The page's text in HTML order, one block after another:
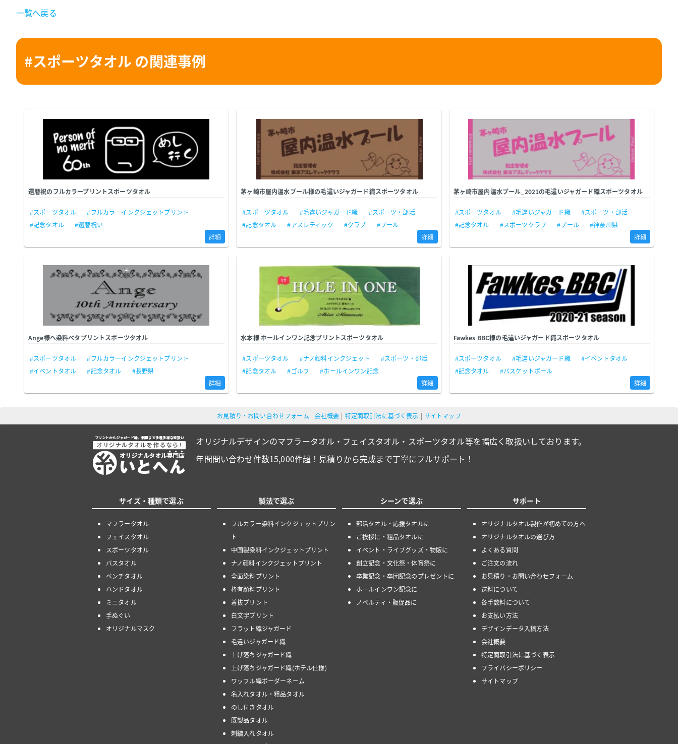
一覧へ戻る
#スポーツタオル の関連事例
還暦祝のフルカラープリントスポーツタオル
#スポーツタオル
#フルカラーインクジェットプリント
#記念タオル
#還暦祝い
詳細
茅ヶ崎市屋内温水プール様の毛違いジャガード織スポーツタオル
#スポーツタオル #毛違いジャガード織
#スポーツ・部活
#記念タオル
#アスレティック #クラブ
#プール
詳細
茅ヶ崎市屋内温水プール_2021の毛違いジャガード織スポーツタオル
#スポーツタオル #毛違いジャガード織
#スポーツ・部活
#記念タオル
#スポーツクラブ #プール
#神奈川県
詳細
Ange様へ染料ベタプリントスポーツタオル
#スポーツタオル
#フルカラーインクジェットプリント
#イベントタオル
#記念タオル
#長野県
詳細
水本様 ホールインワン記念プリントスポーツタオル
#スポーツタオル #ナノ顔料インクジェット
#スポーツ・部活
#記念タオル
#ゴルフ
#ホールインワン記念
詳細
Fawkes BBC様の毛違いジャガード織スポーツタオル
#スポーツタオル #毛違いジャガード織
#イベントタオル
#記念タオル
#バスケットボール
詳細
お見積り・お問い合わせフォーム 会社概要 特定商取引法に基づく表示 サイトマップ
オリジナルデザインのマフラータオル・フェイスタオル・スポーツタオル等を幅広く取扱いしております。
年間問い合わせ件数15,000件超！見積りから完成まで丁寧にフルサポート！
サイズ・種類で選ぶ
マフラータオル
フェイスタオル
スポーツタオル
バスタオル
ベンチタオル
ハンドタオル
ミニタオル
手ぬぐい
オリジナルマスク
製法で選ぶ
フルカラー染料インクジェットプリン
ト
中国製染料インクジェットプリント
ナノ顔料インクジェットプリント
全面染料プリント
枠有顔料プリント
着抜プリント
白文字プリント
フラット織ジャガード
毛違いジャガード織
上げ落ちジャガード織
上げ落ちジャガード織(ホテル仕様)
ワッフル織ボーダーネーム
名入れタオル・粗品タオル
のし付きタオル
既製品タオル
刺繍入れタオル
シーンで選ぶ
部活タオル・応援タオルに
ご挨拶に・粗品タオルに
イベント・ライブグッズ・物販に
創立記念・文化祭・体育祭に
卒業記念・卒団記念のプレゼントに
ホールインワン記念に
ノベルティ・販促品に
サポート
オリジナルタオル製作が初めての方へ
オリジナルタオルの選び方
よくある質問
ご注文の流れ
お見積り・お問い合わせフォーム
送料について
各手数料について
お支払い方法
デザインデータ入稿方法
会社概要
特定商取引法に基づく表示
プライバシーポリシー
サイトマップ